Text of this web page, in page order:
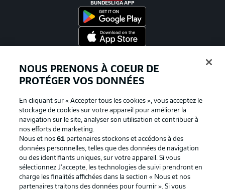
BUNDESLIGA APP
La publicité Conditions d’utilisation des
NOUS PRENONS À COEUR DE
PROTÉGER VOS DONNÉES
En cliquant sur « Accepter tous les cookies », vous acceptez le
stockage de cookies sur votre appareil pour améliorer la
navigation sur le site, analyser son utilisation et contribuer à
nos efforts de marketing.
Nous et nos61 partenaires stockons et accédons à des
données personnelles, telles que des données de navigation
ou des identifiants uniques, sur votre appareil. Si vous
sélectionnez J'accepte, les technologies de suivi prendront en
charge les finalités affichées dans la section « Nous et nos
partenaires traitons des données pour fournir ». Si vous